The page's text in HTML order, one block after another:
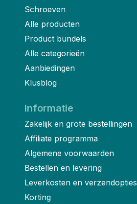
Schroeven
Alle producten
Product bundels
Alle categorieën
Aanbiedingen
Klusblog
Informatie
Zakelijk en grote bestellingen
Affiliate programma
Algemene voorwaarden
Bestellen en levering
Leverkosten en verzendopties
Korting